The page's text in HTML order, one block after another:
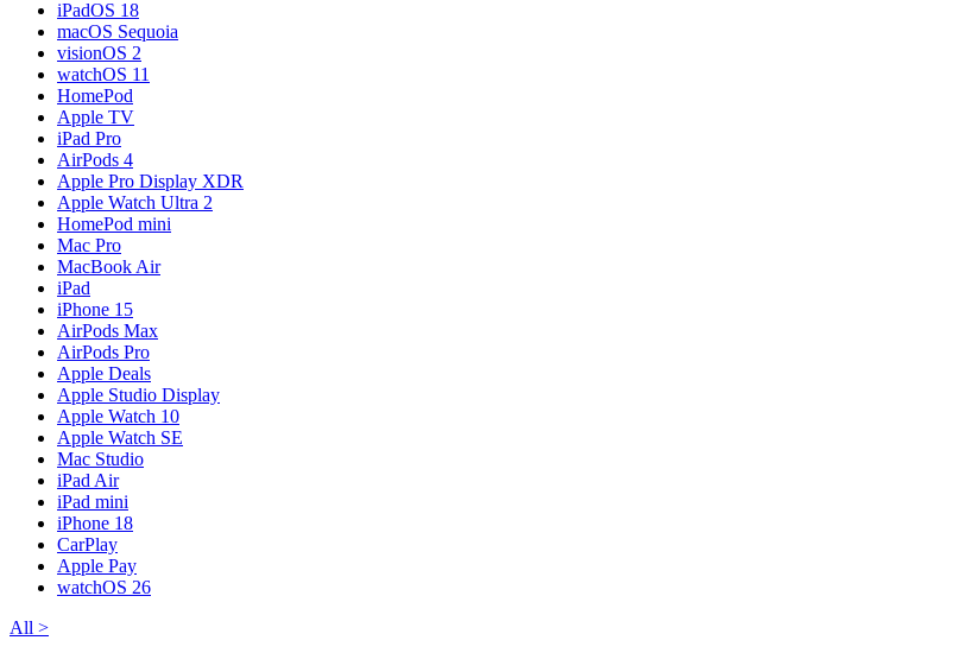
iPadOS 18
macOS Sequoia
visionOS 2
watchOS 11
HomePod
Apple TV
iPad Pro
AirPods 4
Apple Pro Display XDR
Apple Watch Ultra 2
HomePod mini
Mac Pro
MacBook Air
iPad
iPhone 15
AirPods Max
AirPods Pro
Apple Deals
Apple Studio Display
Apple Watch 10
Apple Watch SE
Mac Studio
iPad Air
iPad mini
iPhone 18
CarPlay
Apple Pay
watchOS 26
All >